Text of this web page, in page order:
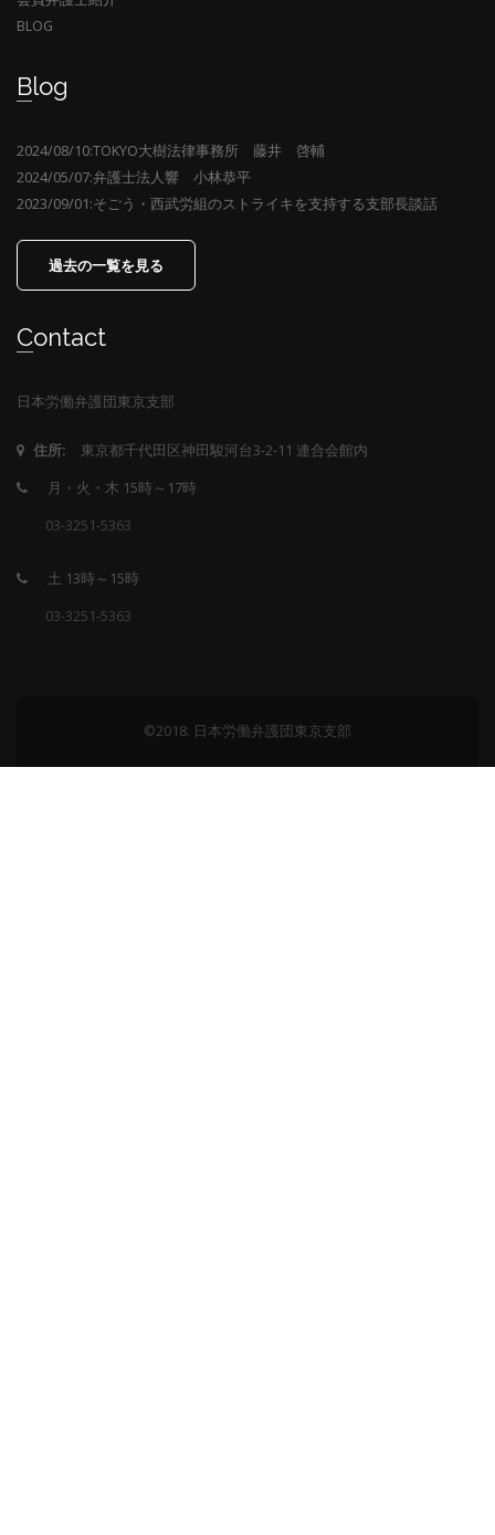
BLOG
Blog
2024/08/10:TOKYO大樹法律事務所 藤井 啓輔
2024/05/07:弁護士法人響 小林恭平
2023/09/01:そごう・西武労組のストライキを支持する支部長談話
過去の一覧を見る
Contact
日本労働弁護団東京支部
住所:
東京都千代田区神田駿河台3-2-11 連合会館内
月・火・木 15時～17時
03-3251-5363
土 13時～15時
03-3251-5363
©2018. 日本労働弁護団東京支部